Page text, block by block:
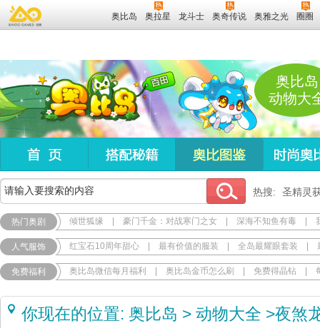
奥比岛 奥拉星 龙斗士 奥奇传说 奥雅之光 圈圈
奥比岛
动物大
热搜: 圣精灵
热门奥剧 倾世狐缘 豪门千金：对战寒门之女 深海不知鱼有毒
人气服饰 红宝石10周年甜心 最有价值的服装 全岛最耀眼套装
免费福利 奥比岛微信每月福利 奥比岛金币怎么刷 免费得晶钻
你现在的位置: 奥比岛 > 动物大全 >夜煞